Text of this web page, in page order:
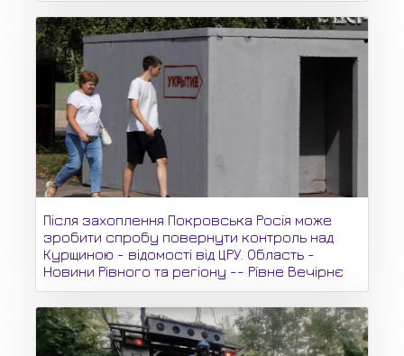
Після захоплення Покровська Росія може
зробити спробу повернути контроль над
Курщиною - відомості від ЦРУ. Область -
Новини Рівного та регіону -- Рівне Вечірнє